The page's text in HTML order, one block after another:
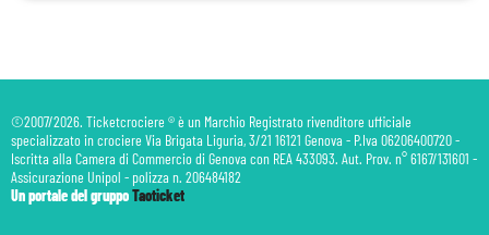
©2007/2026. Ticketcrociere ® è un Marchio Registrato rivenditore ufficiale
specializzato in crociere Via Brigata Liguria, 3/21 16121 Genova - P.Iva 06206400720 -
Iscritta alla Camera di Commercio di Genova con REA 433093. Aut. Prov. n° 6167/131601 -
Assicurazione Unipol - polizza n. 206484182
Un portale del gruppoTaoticket